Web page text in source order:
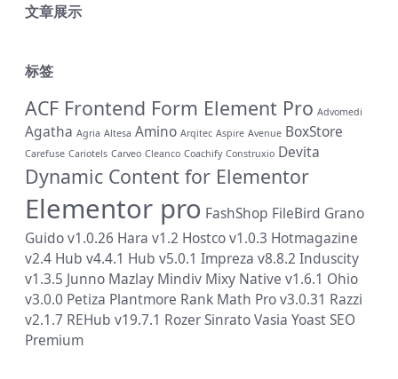
文章展示
标签
ACF Frontend Form Element Pro Advomedi
Agatha Agria Altesa Amino Arqitec Aspire Avenue BoxStore
Carefuse Cariotels Carveo Cleanco Coachify Construxio Devita
Dynamic Content for Elementor
Elementor pro FashShop FileBird Grano
Guido v1.0.26 Hara v1.2 Hostco v1.0.3 Hotmagazine
v2.4 Hub v4.4.1 Hub v5.0.1 Impreza v8.8.2 Induscity
v1.3.5 Junno Mazlay Mindiv Mixy Native v1.6.1 Ohio
v3.0.0 Petiza Plantmore Rank Math Pro v3.0.31 Razzi
v2.1.7 REHub v19.7.1 RozerSinratoVasia Yoast SEO
Premium